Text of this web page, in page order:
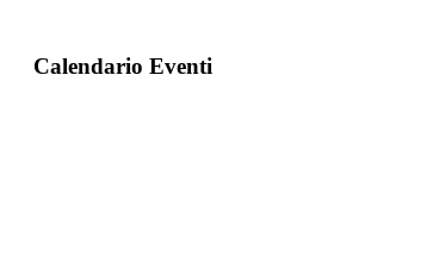
Calendario Eventi